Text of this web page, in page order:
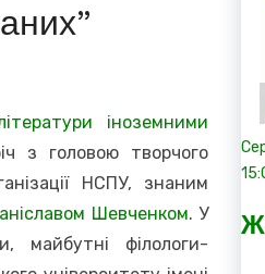
іноземними
з головою творчого
НСПУ, знаним
Шевченком. У
майбутні філологи-